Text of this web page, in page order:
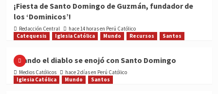
¡Fiesta de Santo Domingo de Guzmán, fundador de
los ‘Dominicos’!
Redacción Central
hace 14 horas en Perú Católico
Catequesis
Iglesia Católica Mundo Recursos Santos
Cuando el diablo se enojó con Santo Domingo
Medios Católicos
hace 2 días en Perú Católico
Iglesia Católica
Mundo Santos